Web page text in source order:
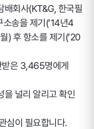
배회사(KT&G, 한국필
송을 제기(’14년4
) 후 항소를 제기(’20
받은 3,465명에게
을 널리 알리고 확인
심이 필요합니다.